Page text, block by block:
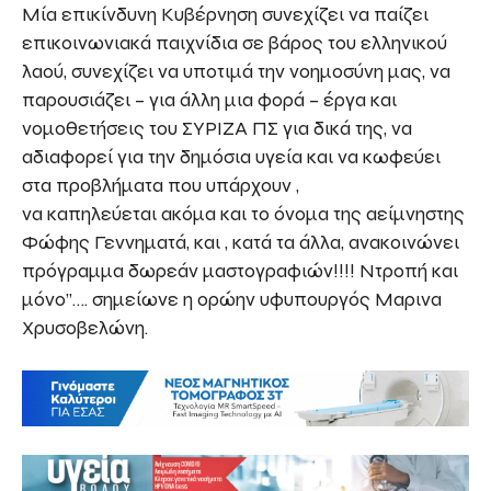
Μία επικίνδυνη Κυβέρνηση συνεχίζει να παίζει
επικοινωνιακά παιχνίδια σε βάρος του ελληνικού
λαού, συνεχίζει να υποτιμά την νοημοσύνη μας, να
παρουσιάζει – για άλλη μια φορά – έργα και
νομοθετήσεις του ΣΥΡΙΖΑ ΠΣ για δικά της, να
αδιαφορεί για την δημόσια υγεία και να κωφεύει
στα προβλήματα που υπάρχουν ,
να καπηλεύεται ακόμα και το όνομα της αείμνηστης
Φώφης Γεννηματά, και , κατά τα άλλα, ανακοινώνει
πρόγραμμα δωρεάν μαστογραφιών!!!! Ντροπή και
μόνο”…. σημείωνε η 0ρώην υφυπουργός Μαρινα
Χρυσοβελώνη.